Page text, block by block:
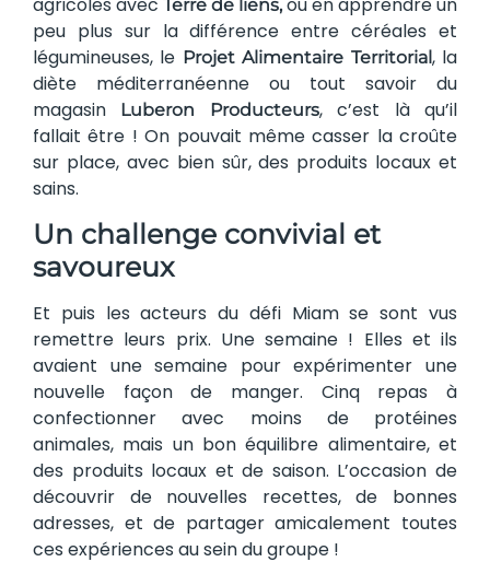
Terre de liens,
peu plus sur la différence entre céréales et
légumineuses, le Projet Alimentaire Territorial, la
diète méditerranéenne ou tout savoir du
magasin
Luberon Producteurs, c’est là qu’il
fallait être ! On pouvait même casser la croûte
sur place, avec bien sûr, des produits locaux et
sains.
Un challenge convivial et
savoureux
Et puis les acteurs du défi Miam se sont vus
remettre leurs prix. Une semaine ! Elles et ils
avaient une semaine pour expérimenter une
nouvelle façon de manger. Cinq repas à
confectionner avec moins de protéines
animales, mais un bon équilibre alimentaire, et
des produits locaux et de saison. L’occasion de
découvrir de nouvelles recettes, de bonnes
adresses, et de partager amicalement toutes
ces expériences au sein du groupe !